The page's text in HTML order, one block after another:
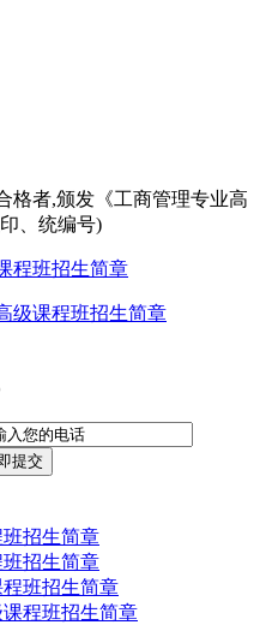
格者,颁发《工商管理专业高
、统编号)
程班招生简章
级课程班招生简章
招生简章
招生简章
班招生简章
程班招生简章